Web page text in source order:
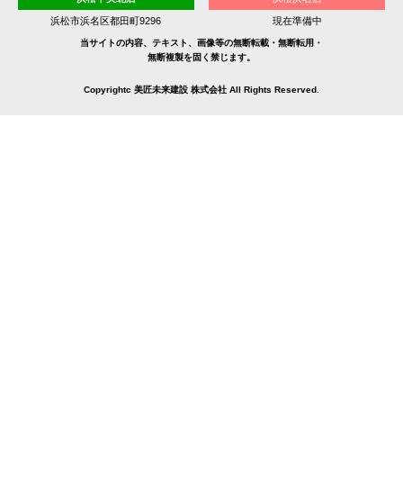
浜松市浜名区都田町9296 現在準備中
当サイトの内容、テキスト、画像等の無断転載・無断転用・
無断複製を固く禁じます。
Copyrightc 美匠未来建設 株式会社 All Rights Reserved.